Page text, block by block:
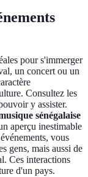
pour s'immerger
un concert ou un
Consultez les
y assister.
sénégalaise
aperçu inestimable
vous
gens, mais aussi de
Ces interactions
d'un pays.